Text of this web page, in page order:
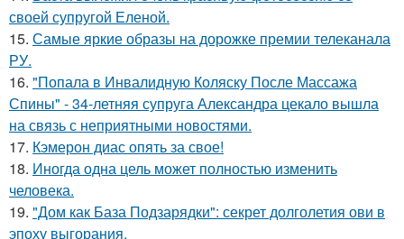
своей супругой Еленой.
15. Самые яркие образы на дорожке премии телеканала
РУ.
16. "Попала в Инвалидную Коляску После Массажа
Спины" - 34-летняя супруга Александра цекало вышла
на связь с неприятными новостями.
17. Кэмерон диас опять за свое!
18. Иногда одна цель может полностью изменить
человека.
19. "Дом как База Подзарядки": секрет долголетия ови в
эпоху выгорания.